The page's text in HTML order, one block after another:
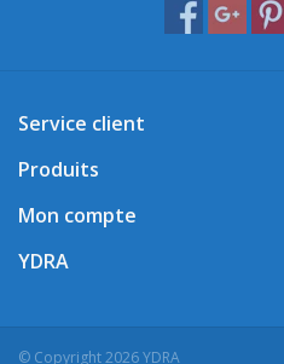
Service client
Produits
Mon compte
YDRA
© Copyright 2026 YDRA